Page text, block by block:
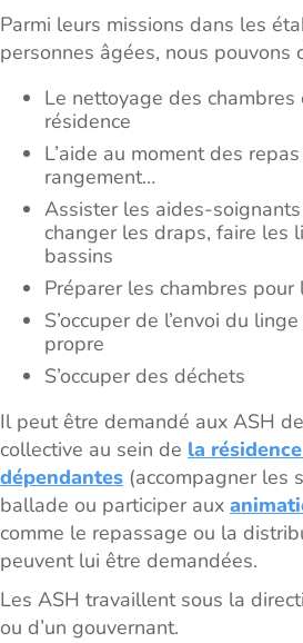
Parmi leurs missions dans les
personnes âgées, nous pouvons
Le nettoyage des
résidence
L’aide au moment des
rangement…
Assister les aides-
changer les draps, faire les
bassins
Préparer les chambres
S’occuper de l’envoi du
propre
S’occuper des déchets
Il peut être demandé aux ASH
collective au sein de la
dépendantes (accompagner les
ballade ou participer aux
comme le repassage ou la
peuvent lui être demandées.
Les ASH travaillent sous la
ou d’un gouvernant.